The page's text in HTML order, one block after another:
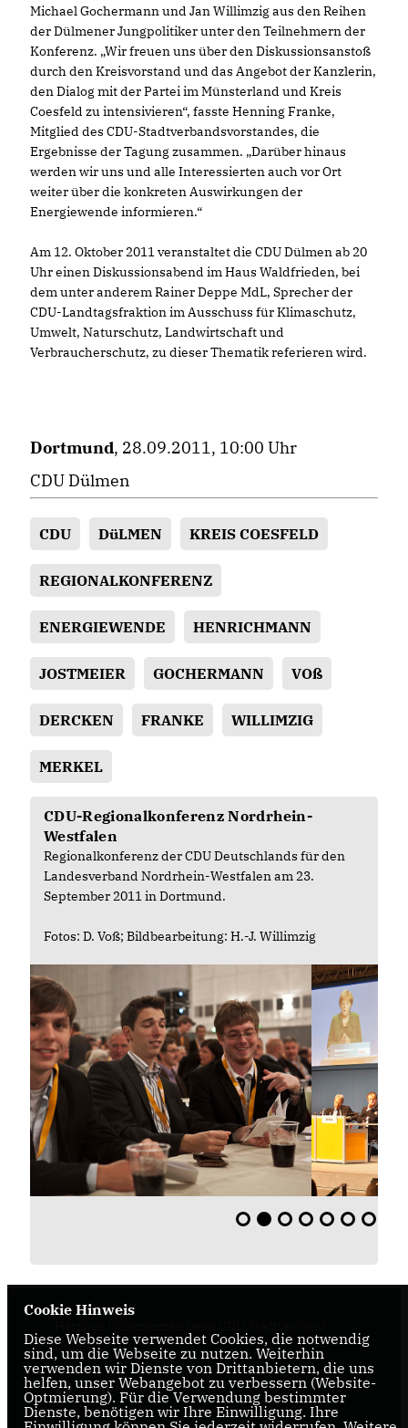
Michael Gochermann und Jan Willimzig aus den Reihen
der Dülmener Jungpolitiker unter den Teilnehmern der
Konferenz. „Wir freuen uns über den Diskussionsanstoß
durch den Kreisvorstand und das Angebot der Kanzlerin,
den Dialog mit der Partei im Münsterland und Kreis
Coesfeld zu intensivieren“, fasste Henning Franke,
Mitglied des CDU-Stadtverbandsvorstandes, die
Ergebnisse der Tagung zusammen. „Darüber hinaus
werden wir uns und alle Interessierten auch vor Ort
weiter über die konkreten Auswirkungen der
Energiewende informieren.“
Am 12. Oktober 2011 veranstaltet die CDU Dülmen ab 20
Uhr einen Diskussionsabend im Haus Waldfrieden, bei
dem unter anderem Rainer Deppe MdL, Sprecher der
CDU-Landtagsfraktion im Ausschuss für Klimaschutz,
Umwelt, Naturschutz, Landwirtschaft und
Verbraucherschutz, zu dieser Thematik referieren wird.
Dortmund, 28.09.2011, 10:00 Uhr
CDU Dülmen
CDU DüLMEN KREIS COESFELD
REGIONALKONFERENZ
ENERGIEWENDE HENRICHMANN
JOSTMEIER GOCHERMANN VOß
DERCKEN FRANKE WILLIMZIG
MERKEL
CDU-Regionalkonferenz Nordrhein-
Westfalen
Regionalkonferenz der CDU Deutschlands für den
Landesverband Nordrhein-Westfalen am 23.
September 2011 in Dortmund.
Fotos: D. Voß; Bildbearbeitung: H.-J. Willimzig
Dülmen
Cookie Hinweis
Diese Webseite verwendet Cookies, die notwendig
sind, um die Webseite zu nutzen. Weiterhin
verwenden wir Dienste von Drittanbietern, die uns
helfen, unser Webangebot zu verbessern (Website-
Optmierung). Für die Verwendung bestimmter
Dienste, benötigen wir Ihre Einwilligung. Ihre